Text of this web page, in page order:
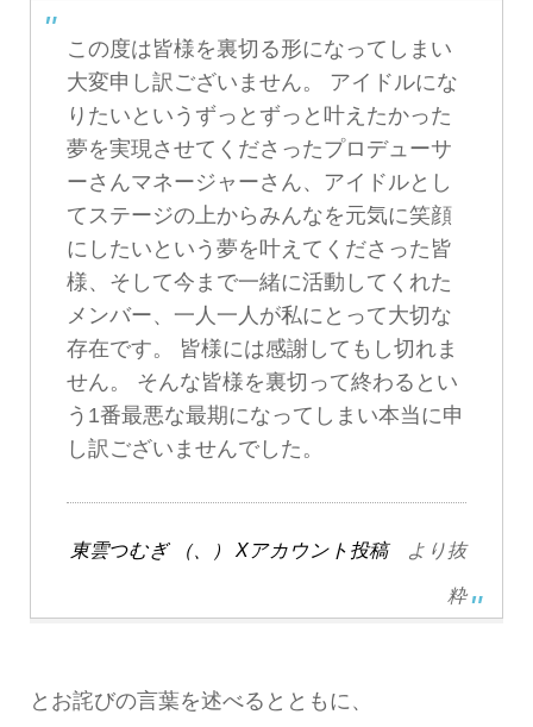
この度は皆様を裏切る形になってしまい
大変申し訳ございません。 アイドルにな
りたいというずっとずっと叶えたかった
夢を実現させてくださったプロデューサ
ーさんマネージャーさん、アイドルとし
てステージの上からみんなを元気に笑顔
にしたいという夢を叶えてくださった皆
様、そして今まで一緒に活動してくれた
メンバー、一人一人が私にとって大切な
存在です。 皆様には感謝してもし切れま
せん。 そんな皆様を裏切って終わるとい
う1番最悪な最期になってしまい本当に申
し訳ございませんでした。
東雲つむぎ （、） Xアカウント投稿より抜
粋
とお詫びの言葉を述べるとともに、